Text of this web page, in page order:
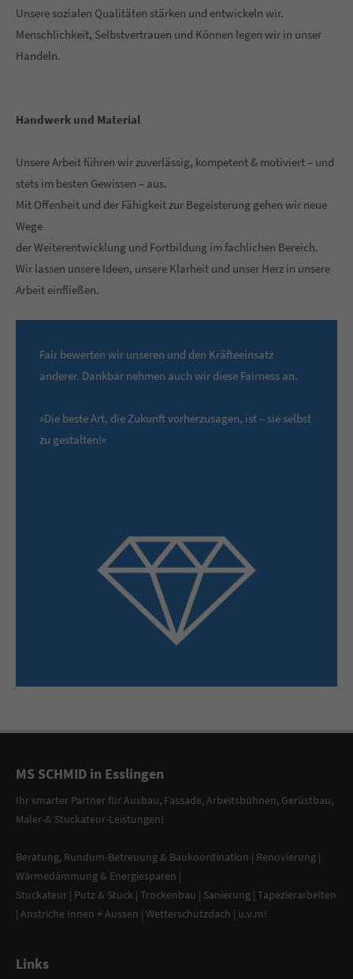
Unsere sozialen Qualitäten stärken und entwickeln wir.
Menschlichkeit, Selbstvertrauen und Können legen wir in unser
Handeln.
Handwerk und Material
Unsere Arbeit führen wir zuverlässig, kompetent & motiviert – und
stets im besten Gewissen – aus.
Mit Offenheit und der Fähigkeit zur Begeisterung gehen wir neue
Wege
der Weiterentwicklung und Fortbildung im fachlichen Bereich.
Wir lassen unsere Ideen, unsere Klarheit und unser Herz in unsere
Arbeit einfließen.
Fair bewerten wir unseren und den Kräfteeinsatz
anderer. Dankbar nehmen auch wir diese Fairness an.
»Die beste Art, die Zukunft vorherzusagen, ist – sie selbst
zu gestalten!«
MS SCHMID in Esslingen
Ihr smarter PartnerfürAusbau, Fassade,Arbeitsbühnen, Gerüstbau,
Maler-& Stuckateur-Leistungen!
Beratung, Rundum-Betreuung & Baukoordination | Renovierung |
Wärmedämmung & Energiesparen |
Stuckateur | Putz & Stuck | Trockenbau | Sanierung | Tapezierarbeiten
| Anstriche Innen + Aussen | Wetterschutzdach | u.v.m!
Links